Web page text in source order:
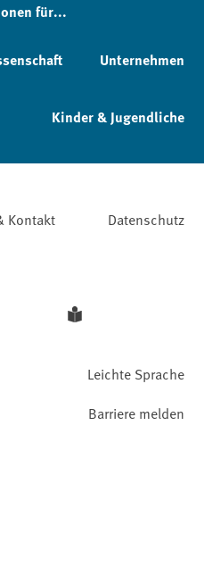
für...
Unternehmen
Kinder & Jugendliche
Kontakt
Datenschutz
Leichte Sprache
Barriere melden